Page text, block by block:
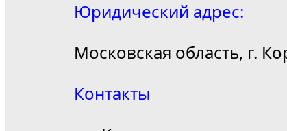
Юридический адрес:
Московская область, г.
Контакты